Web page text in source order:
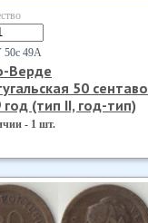
50с 49А
Верде
50 сентаво
год (тип II, год-тип)
- 1 шт.